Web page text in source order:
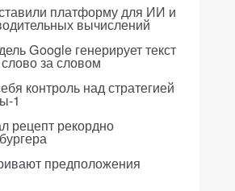
платформу для ИИ и
вычислений
Google генерирует текст
за словом
контроль над стратегией
1
рецепт рекордно
предположения